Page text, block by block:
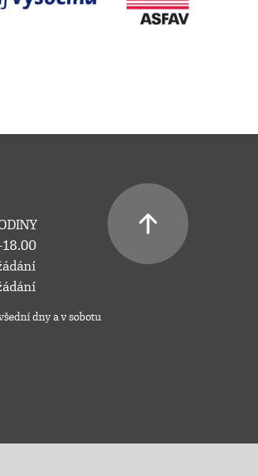
dny a v sobotu